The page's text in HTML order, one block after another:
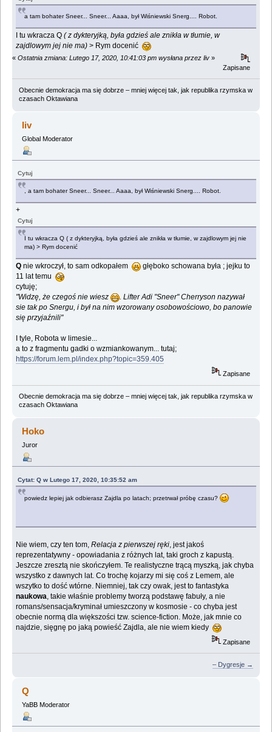
a tam bohater Sneer... Sneer... Aaaa, był Wiśniewski Snerg.... Robot.
I tu wkracza Q( z dykteryjką, była gdzieś ale znikła w tłumie, w
zajdlowym jej nie ma) > Rym docenić
« Ostatnia zmiana: Lutego 17, 2020, 10:41:03 pm wysłana przez liv »
Zapisane
Obecnie demokracja ma się dobrze – mniej więcej tak, jak republika rzymska w
czasach Oktawiana
liv
Global Moderator
Cytuj
, a tam bohater Sneer... Sneer... Aaaa, był Wiśniewski Snerg.... Robot.
+
Cytuj
I tu wkracza Q ( z dykteryjką, była gdzieś ale znikła w tłumie, w zajdlowym jej nie
ma) > Rym docenić
Q nie wkroczył, to sam odkopałem
głęboko schowana była ; jejku to
11 lat temu
cytuję;
"Widzę, że czegoś nie wiesz
. Lifter Adi "Sneer" Cherryson nazywał
sie tak po Snergu, i był na nim wzorowany osobowościowo, bo panowie
się przyjaźnili"
I tyle, Robota w limesie...
a to z fragmentu gadki o wzmiankowanym... tutaj;
https://forum.lem.pl/index.php?topic=359.405
Zapisane
Obecnie demokracja ma się dobrze – mniej więcej tak, jak republika rzymska w
czasach Oktawiana
Hoko
Juror
Cytat: Q w Lutego 17, 2020, 10:35:52 am
powiedz lepiej jak odbierasz Zajdla po latach; przetrwał próbę czasu?
Nie wiem, czy ten tom,Relacja z pierwszej ręki , jest jakoś
reprezentatywny - opowiadania z różnych lat, taki groch z kapustą.
Jeszcze zresztą nie skończyłem. Te realistyczne trącą myszką, jak chyba
wszystko z dawnych lat. Co trochę kojarzy mi się coś z Lemem, ale
wszytko to dość wtórne. Niemniej, tak czy owak, jest to fantastyka
naukowa , takie właśnie problemy tworzą podstawę fabuły, a nie
romans/sensacja/kryminał umieszczony w kosmosie - co chyba jest
obecnie normą dla większości tzw. science-fiction. Może, jak mnie co
najdzie, sięgnę po jaką powieść Zajdla, ale nie wiem kiedy
Zapisane
– Dygresje →
Q
YaBB Moderator